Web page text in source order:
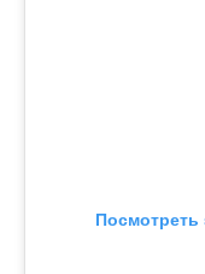
Посмотреть